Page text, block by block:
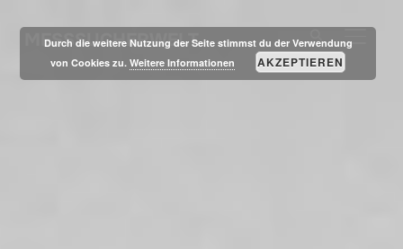
MESSSUCHERWELT
Durch die weitere Nutzung der Seite stimmst du der Verwendung
von Cookies zu.Weitere Informationen AKZEPTIEREN